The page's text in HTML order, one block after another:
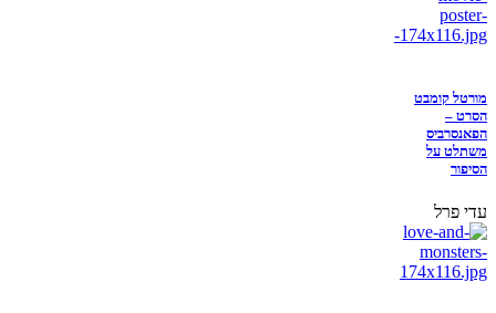
מורטל קומבט
הסרט –
הפאנסרביס
משתלט על
הסיפור
עדי פרל